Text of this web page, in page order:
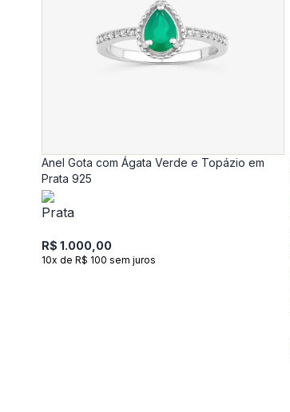
Anel Gota com Ágata Verde e Topázio em
Prata 925
R$ 1.000,00
10x de R$ 100 sem juros